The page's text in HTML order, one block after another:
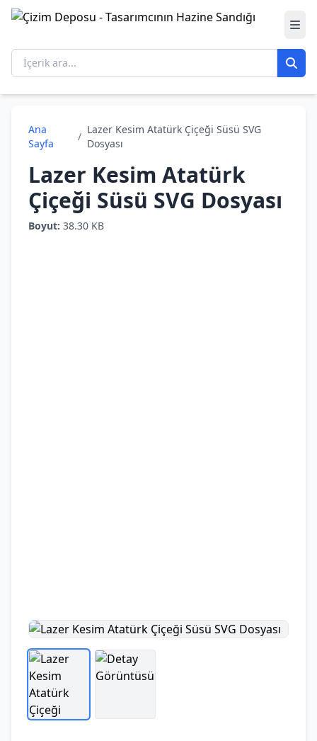
Ana
Sayfa
/
Lazer Kesim Atatürk Çiçeği Süsü SVG
Dosyası
Lazer Kesim Atatürk
Çiçeği Süsü SVG Dosyası
Boyut: 38.30 KB